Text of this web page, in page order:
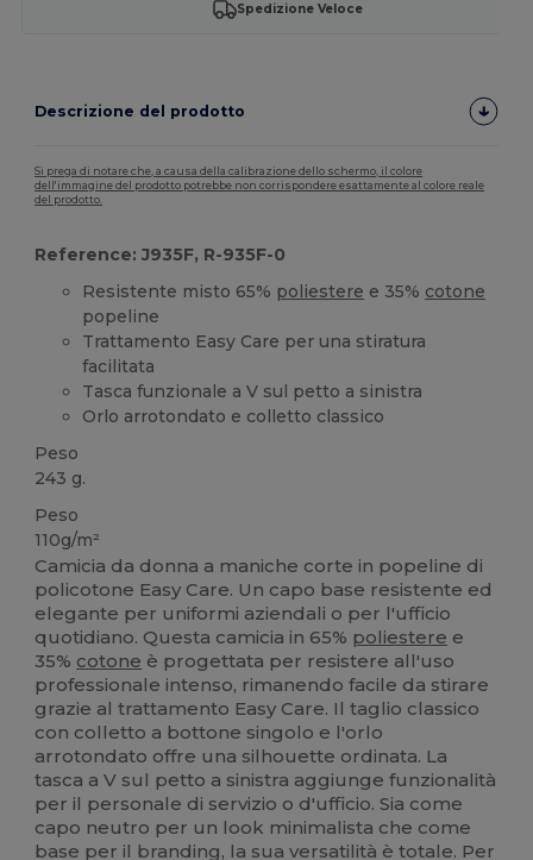
Spedizione Veloce
Descrizione del prodotto
Si prega di notare che, a causa della calibrazione dello schermo, il colore
dell'immagine del prodotto potrebbe non corrispondere esattamente al colore reale
del prodotto.
Reference: J935F, R-935F-0
Resistente misto 65% poliestere e 35% cotone
popeline
Trattamento Easy Care per una stiratura
facilitata
Tasca funzionale a V sul petto a sinistra
Orlo arrotondato e colletto classico
Peso
243 g.
Peso
110g/m²
Camicia da donna a maniche corte in popeline di
policotone Easy Care. Un capo base resistente ed
elegante per uniformi aziendali o per l'ufficio
quotidiano. Questa camicia in 65% poliestere e
35% cotone è progettata per resistere all'uso
professionale intenso, rimanendo facile da stirare
grazie al trattamento Easy Care. Il taglio classico
con colletto a bottone singolo e l'orlo
arrotondato offre una silhouette ordinata. La
tasca a V sul petto a sinistra aggiunge funzionalità
per il personale di servizio o d'ufficio. Sia come
capo neutro per un look minimalista che come
base per il branding, la sua versatilità è totale. Per